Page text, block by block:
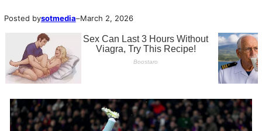
Posted bysotmedia–March 2, 2026